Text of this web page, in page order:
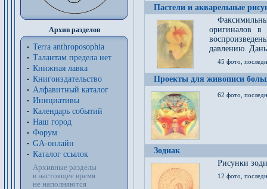
Архив разделов
Terra anthroposophia
Талантам предела нет
Книжная лавка
Книгоиздательство
Алфавитный каталог
Инициативы
Календарь событий
Наш город
Форум
GA-онлайн
Каталог ссылок
Архивные разделы
в настоящее время
не наполняются
Пастели и акварельные
оригиналов
давлению.
45 фото,
Проекты для живописи
62 фото,
Зодиак
Рисунки
12 фото,